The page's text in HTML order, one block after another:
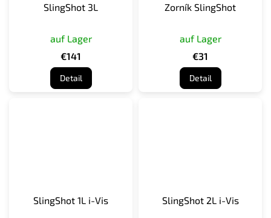
SlingShot 3L
auf Lager
€141
Detail
Zorník SlingShot
auf Lager
€31
Detail
SlingShot 1L i-Vis SlingShot 2L i-Vis